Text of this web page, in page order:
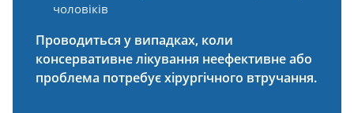
чоловіків
Проводиться у випадках, коли
консервативне лікування неефективне або
проблема потребує хірургічного втручання.